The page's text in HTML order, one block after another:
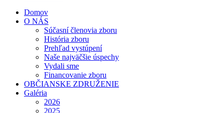
Domov
O NÁS
Súčasní členovia zboru
História zboru
Prehľad vystúpení
Naše najväčšie úspechy
Vydali sme
Financovanie zboru
OBČIANSKE ZDRUŽENIE
Galéria
2026
2025